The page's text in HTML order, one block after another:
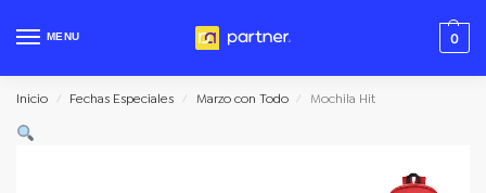
MENU 0
Inicio / Fechas Especiales / Marzo con Todo / Mochila Hit